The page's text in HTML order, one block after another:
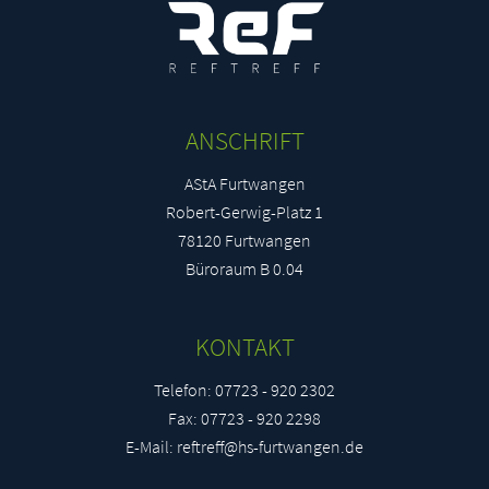
Yashaswini Ravikumar
yra69310@stud.hs-furtwangen.de
lbu42532@stud.hs-furtwangen.de
Anna-Marie Arends
aar65060@stud.hs-furtwangen.de
Simarpreet Singh
ssi63995@stud.hs-furtwangen.de
ANSCHRIFT
AStA Furtwangen
Robert-Gerwig-Platz 1
78120 Furtwangen
Büroraum B 0.04
KONTAKT
Telefon: 07723 - 920 2302
Fax: 07723 - 920 2298
E-Mail: reftreff@hs-furtwangen.de